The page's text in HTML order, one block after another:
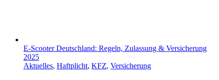
E-Scooter Deutschland: Regeln, Zulassung & Versicherung
2025
Aktuelles, Haftplicht, KFZ, Versicherung